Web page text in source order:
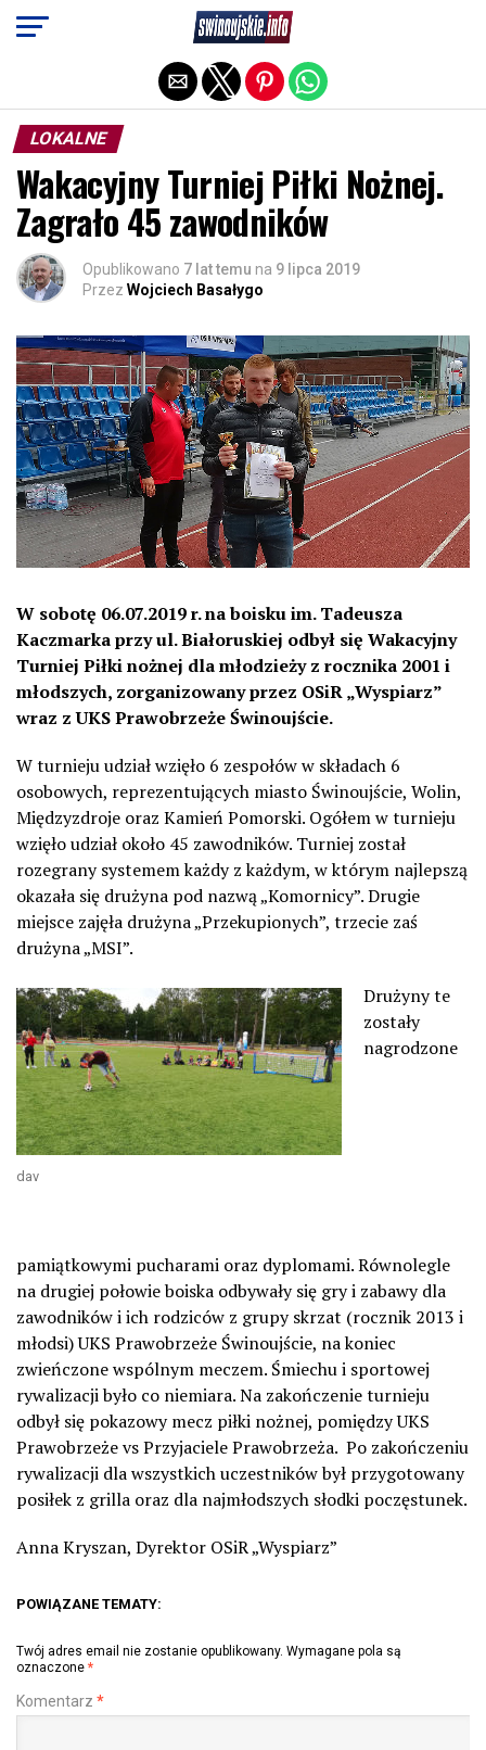
LOKALNE
Wakacyjny Turniej Piłki Nożnej.
Zagrało 45 zawodników
Opublikowano 7 lat temu na 9 lipca 2019
Przez Wojciech Basałygo
W sobotę 06.07.2019 r. na boisku im. Tadeusza
Kaczmarka przy ul. Białoruskiej odbył się Wakacyjny
Turniej Piłki nożnej dla młodzieży z rocznika 2001 i
młodszych, zorganizowany przez OSiR „Wyspiarz”
wraz z UKS Prawobrzeże Świnoujście.
W turnieju udział wzięło 6 zespołów w składach 6
osobowych, reprezentujących miasto Świnoujście, Wolin,
Międzyzdroje oraz Kamień Pomorski. Ogółem w turnieju
wzięło udział około 45 zawodników. Turniej został
rozegrany systemem każdy z każdym, w którym najlepszą
okazała się drużyna pod nazwą „Komornicy”. Drugie
miejsce zajęła drużyna „Przekupionych”, trzecie zaś
drużyna „MSI”.
dav
Drużyny te
zostały
nagrodzone
pamiątkowymi pucharami oraz dyplomami. Równolegle
na drugiej połowie boiska odbywały się gry i zabawy dla
zawodników i ich rodziców z grupy skrzat (rocznik 2013 i
młodsi) UKS Prawobrzeże Świnoujście, na koniec
zwieńczone wspólnym meczem. Śmiechu i sportowej
rywalizacji było co niemiara. Na zakończenie turnieju
odbył się pokazowy mecz piłki nożnej, pomiędzy UKS
Prawobrzeże vs Przyjaciele Prawobrzeża. Po zakończeniu
rywalizacji dla wszystkich uczestników był przygotowany
posiłek z grilla oraz dla najmłodszych słodki poczęstunek.
Anna Kryszan, Dyrektor OSiR „Wyspiarz”
POWIĄZANE TEMATY:
Twój adres email nie zostanie opublikowany. Wymagane pola są
oznaczone *
Komentarz *
Exit mobile version